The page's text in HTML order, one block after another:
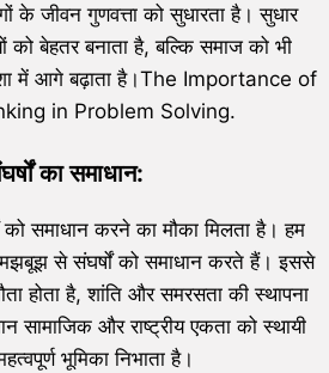
के जीवन गुणवत्ता को सुधारता है। सुधार
को बेहतर बनाता है, बल्कि समाज को भी
में आगे बढ़ाता है।The Importance of
in Problem Solving.
का समाधान:
को समाधान करने का मौका मिलता है। हम
से संघर्षों को समाधान करते हैं। इससे
होता है, शांति और समरसता की स्थापना
सामाजिक और राष्ट्रीय एकता को स्थायी
भूमिका निभाता है।